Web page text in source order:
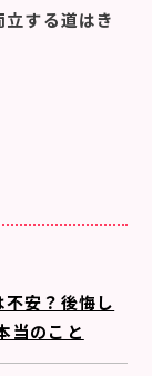
する道はき
安？後悔し
当のこと